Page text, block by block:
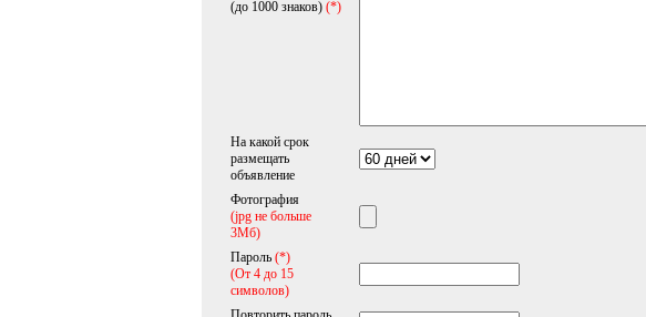
(до 1000 знаков) (*)
На какой срок
размещать
объявление
Фотография
(jpg не больше
3Мб)
Пароль (*)
(От 4 до 15
символов)